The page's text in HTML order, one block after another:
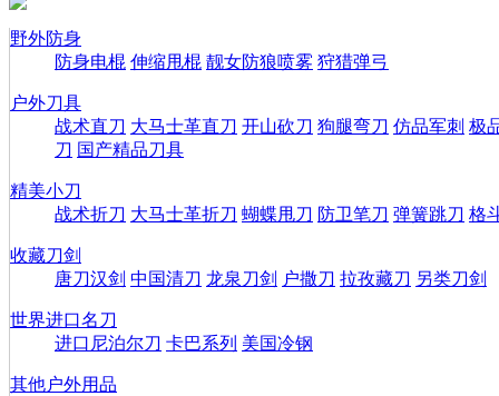
野外防身
防身电棍 伸缩甩棍 靓女防狼喷雾 狩猎弹弓
户外刀具
战术直刀 大马士革直刀 开山砍刀 狗腿弯刀 仿品军刺 极
刀 国产精品刀具
精美小刀
战术折刀 大马士革折刀 蝴蝶甩刀 防卫笔刀 弹簧跳刀 格
收藏刀剑
唐刀汉剑 中国清刀 龙泉刀剑 户撒刀 拉孜藏刀 另类刀剑
世界进口名刀
进口尼泊尔刀 卡巴系列 美国冷钢
其他户外用品